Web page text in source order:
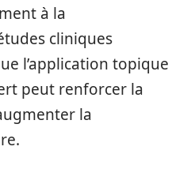
à la
cliniques
l’application topique
peut renforcer la
la